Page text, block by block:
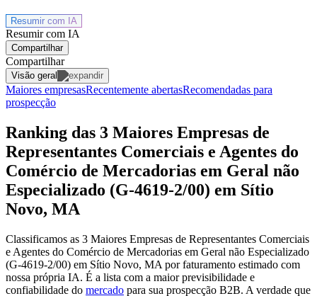
Resumir com IA
Resumir com IA
Compartilhar
Compartilhar
Visão geral
Maiores empresasRecentemente abertasRecomendadas para
prospecção
Ranking das 3 Maiores Empresas de
Representantes Comerciais e Agentes do
Comércio de Mercadorias em Geral não
Especializado (G-4619-2/00) em Sítio
Novo, MA
Classificamos as 3 Maiores Empresas de Representantes Comerciais
e Agentes do Comércio de Mercadorias em Geral não Especializado
(G-4619-2/00) em Sítio Novo, MA por faturamento estimado com
nossa própria IA. É a lista com a maior previsibilidade e
confiabilidade do mercado para sua prospecção B2B. A verdade que